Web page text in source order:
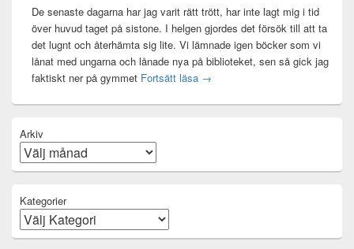
De senaste dagarna har jag varit rätt trött, har inte lagt mig i tid
över huvud taget på sistone. I helgen gjordes det försök till att ta
det lugnt och återhämta sig lite. Vi lämnade igen böcker som vi
lånat med ungarna och lånade nya på biblioteket, sen så gick jag
faktiskt ner på gymmet Fortsätt läsa Mental anteckning
→
Arkiv
Kategorier